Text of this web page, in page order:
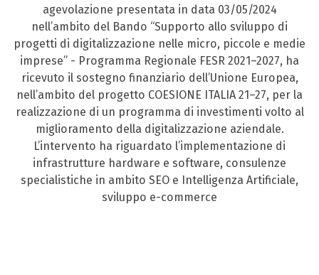
agevolazione presentata in data 03/05/2024
nell’ambito del Bando “Supporto allo sviluppo di
progetti di digitalizzazione nelle micro, piccole e medie
imprese” - Programma Regionale FESR 2021–2027, ha
ricevuto il sostegno finanziario dell’Unione Europea,
nell’ambito del progetto COESIONE ITALIA 21–27, per la
realizzazione di un programma di investimenti volto al
miglioramento della digitalizzazione aziendale.
L’intervento ha riguardato l’implementazione di
infrastrutture hardware e software, consulenze
specialistiche in ambito SEO e Intelligenza Artificiale,
sviluppo e-commerce